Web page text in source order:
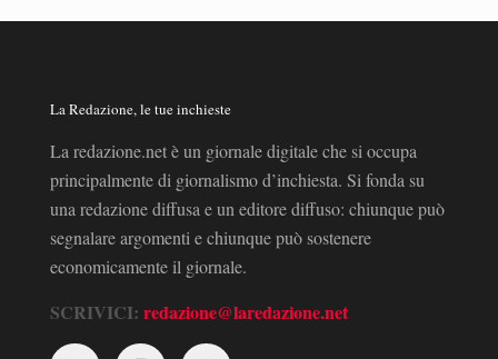
La Redazione, le tue inchieste
La redazione.net è un giornale digitale che si occupa
principalmente di giornalismo d’inchiesta. Si fonda su
una redazione diffusa e un editore diffuso: chiunque può
segnalare argomenti e chiunque può sostenere
economicamente il giornale.
SCRIVICI: redazione@laredazione.net